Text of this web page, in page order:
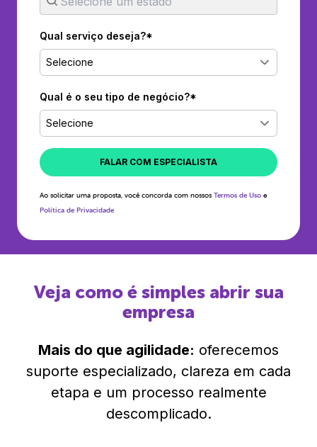
Qual serviço deseja?*
Selecione
Qual é o seu tipo de negócio?*
Selecione
FALAR COM ESPECIALISTA
Ao solicitar uma proposta, você concorda com nossos Termos de Uso e
Política de Privacidade
Veja como é simples abrir sua
empresa
Mais do que agilidade: oferecemos
suporte especializado, clareza em cada
etapa e um processo realmente
descomplicado.